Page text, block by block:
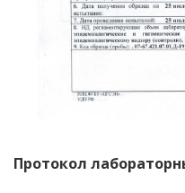
Протокол